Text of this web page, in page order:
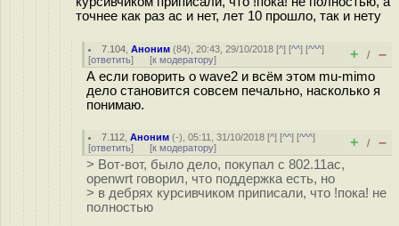
точнее как раз ас и нет, лет 10 прошло, так и нету
7.104 ,Аноним (84), 20:43, 29/10/2018 [^] [^^] [^^^]
[ответить] [к модератору] + / –
А если говорить о wave2 и всём этом mu-mimo
дело становится совсем печально, насколько я
понимаю.
7.112 ,Аноним (-), 05:11, 31/10/2018 [^] [^^] [^^^]
[ответить] [к модератору] + / –
> Вот-вот, было дело, покупал с 802.11ас,
openwrt говорил, что поддержка есть, но
> в дебрях курсивчиком приписали, что !пока! не
полностью